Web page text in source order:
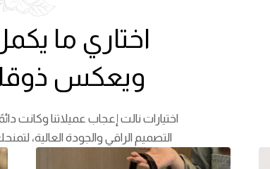
اختاري ما
ويعكس
اختيارات نالت إعجاب عميلاتنا وكانت
التصميم الراقي والجودة العالية،